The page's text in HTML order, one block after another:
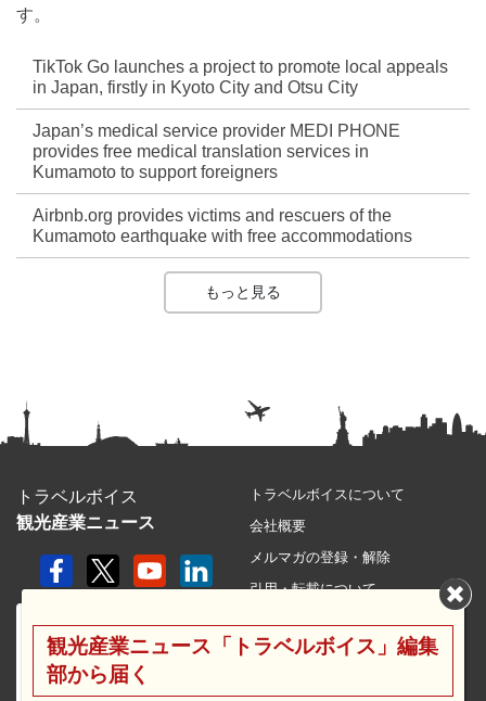
す。
TikTok Go launches a project to promote local appeals
in Japan, firstly in Kyoto City and Otsu City
Japan’s medical service provider MEDI PHONE
provides free medical translation services in
Kumamoto to support foreigners
Airbnb.org provides victims and rescuers of the
Kumamoto earthquake with free accommodations
もっと見る
トラベルボイス
観光産業ニュース
トラベルボイスについて
会社概要
メルマガの登録・解除
引用・転載について
利用規約
観光産業ニュース「トラベルボイス」編集
部から届く